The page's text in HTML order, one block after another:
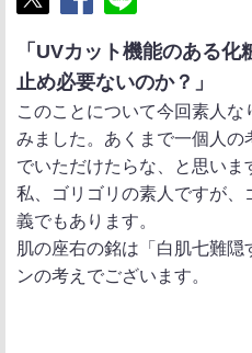
ト
ェ
ア
る
「UVカット機能のある
止め必要ないのか？」
このことについて今回素人
みました。あくまで一個人
でいただけたらな、と思いま
私、ゴリゴリの素人ですが
義でもあります。
肌の座右の銘は「白肌七難
ンの考えでございます。